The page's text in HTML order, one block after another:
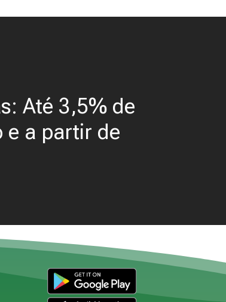
Até 3,5% de
e a partir de